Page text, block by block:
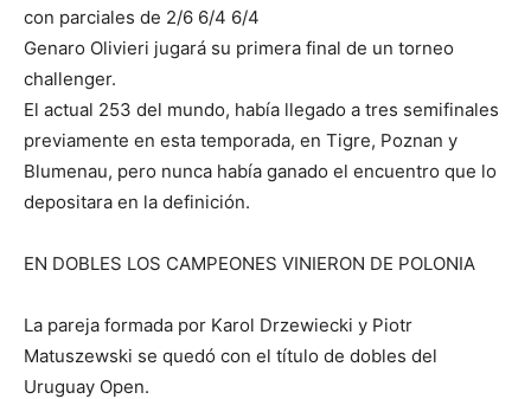
con parciales de 2/6 6/4 6/4
Genaro Olivieri jugará su primera final de un torneo
challenger.
El actual 253 del mundo, había llegado a tres semifinales
previamente en esta temporada, en Tigre, Poznan y
Blumenau, pero nunca había ganado el encuentro que lo
depositara en la definición.
EN DOBLES LOS CAMPEONES VINIERON DE POLONIA
La pareja formada por Karol Drzewiecki y Piotr
Matuszewski se quedó con el título de dobles del
Uruguay Open.